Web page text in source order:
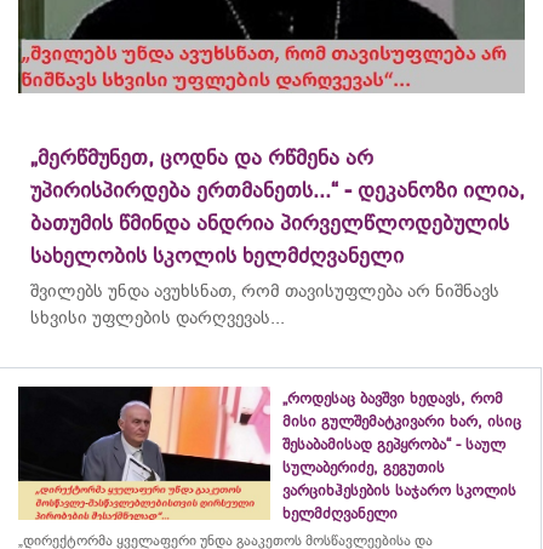
„მერწმუნეთ, ცოდნა და რწმენა არ
უპირისპირდება ერთმანეთს...“ - დეკანოზი ილია,
ბათუმის წმინდა ანდრია პირველწლოდებულის
სახელობის სკოლის ხელმძღვანელი
შვილებს უნდა ავუხსნათ, რომ თავისუფლება არ ნიშნავს
სხვისი უფლების დარღვევას...
„როდესაც ბავშვი ხედავს, რომ
მისი გულშემატკივარი ხარ, ისიც
შესაბამისად გეპყრობა“ - საულ
სულაბერიძე, გეგუთის
ვარციხჰესების საჯარო სკოლის
ხელმძღვანელი
„დირექტორმა ყველაფერი უნდა გააკეთოს მოსწავლეებისა და